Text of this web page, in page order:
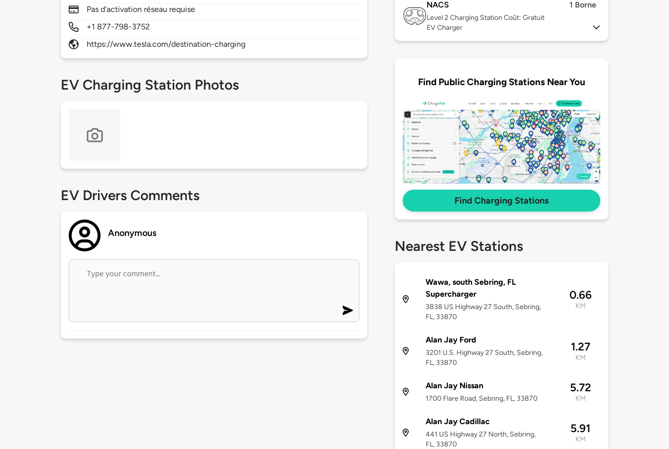
Pas d'activation réseau requise
+1 877-798-3752
https://www.tesla.com/destination-charging
EV Charging Station Photos
EV Drivers Comments
Anonymous
NACS 1 Borne
Level 2 Charging Station Coût: Gratuit
EV Charger
Find Public Charging Stations Near You
Find Charging Stations
Nearest EV Stations
Wawa, south Sebring, FL
Supercharger
3838 US Highway 27 South, Sebring,
FL, 33870
0.66
KM
Alan Jay Ford
3201 U.S. Highway 27 South, Sebring,
FL, 33870
1.27
KM
Alan Jay Nissan
1700 Flare Road, Sebring, FL, 33870
5.72
KM
Alan Jay Cadillac
441 US Highway 27 North, Sebring,
FL, 33870
5.91
KM